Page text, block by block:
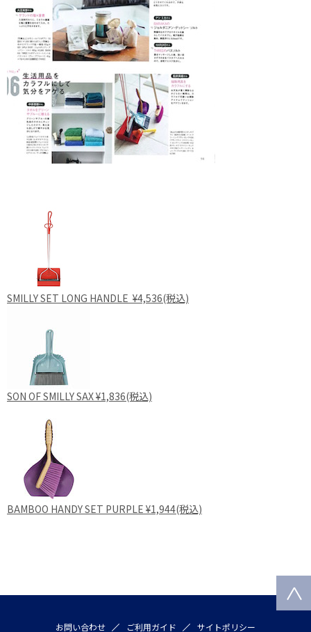
SMILLY SET LONG HANDLE ¥4,536(税込)
SON OF SMILLY SAX ¥1,836(税込)
BAMBOO HANDY SET PURPLE ¥1,944(税込)
お問い合わせ ご利用ガイド サイトポリシー